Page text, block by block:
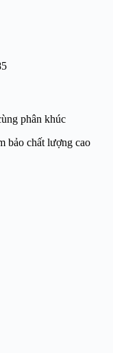
phân khúc
bảo chất lượng cao